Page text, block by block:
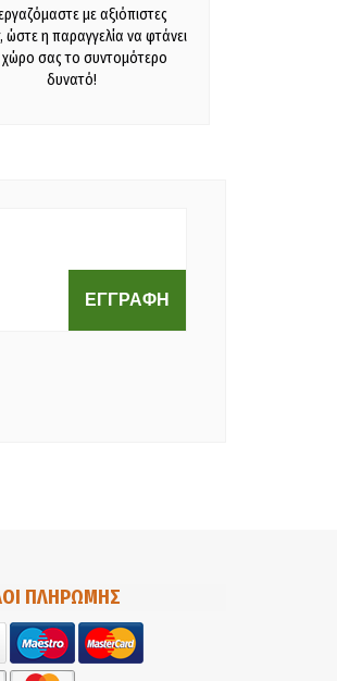
με αξιόπιστες
ώστε η παραγγελία να φτάνει
σας το συντομότερο
δυνατό!
ΕΓΓΡΑΦΗ
ΠΛΗΡΩΜΗΣ